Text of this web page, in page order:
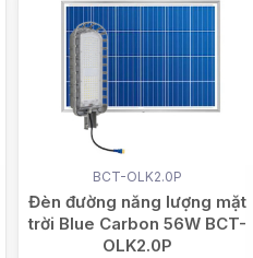
BCT-OLK2.0P
Đèn đường năng lượng mặt
trời Blue Carbon 56W BCT-
OLK2.0P